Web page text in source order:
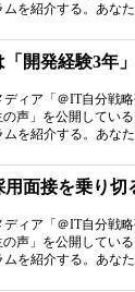
を紹介する。あな
開発経験3年
ィア「＠IT自分戦
声」を公開してい
を紹介する。あな
用面接を乗り切
ィア「＠IT自分戦
声」を公開してい
を紹介する。あな